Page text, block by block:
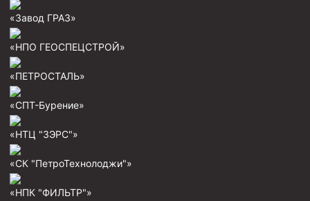
«Завод ГРАЗ»
«НПО ГЕОСПЕЦСТРОЙ»
«ПЕТРОСТАЛЬ»
«СПТ-Бурение»
«НТЦ "ЗЭРС"»
«СК "ПетроТехнолоджи"»
«НПК "ФИЛЬТР"»